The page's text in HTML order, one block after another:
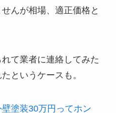
んが相場、適正価格と
て業者に連絡してみた
というケースも。
壁塗装30万円ってホン